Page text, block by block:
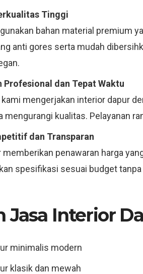
Tinggi
bahan material premium
anti gores serta mudah
Profesional dan Tepat Waktu
kami mengerjakan interior dapur
mengurangi kualitas. Pelayanan
dan Transparan
penawaran harga
spesifikasi sesuai budget
Jasa Interior
minimalis modern
klasik dan mewah